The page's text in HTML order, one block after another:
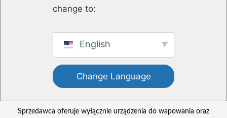
change to:
English
Change Language
Sprzedawca oferuje wyłącznie urządzenia do wapowania oraz